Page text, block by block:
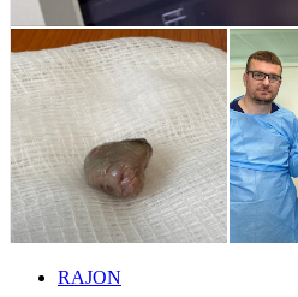
RAJON